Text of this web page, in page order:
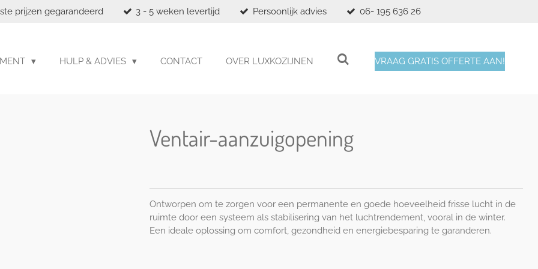
prijzen gegarandeerd 3 - 5 weken levertijd Persoonlijk advies 06- 195 636 26
HULP & ADVIES CONTACT OVER LUXKOZIJNEN VRAAG GRATIS OFFERTE AAN!
Ventair-aanzuigopening
Ontworpen om te zorgen voor een permanente en goede hoeveelheid frisse lucht in de
ruimte door een systeem als stabilisering van het luchtrendement, vooral in de winter.
Een ideale oplossing om comfort, gezondheid en energiebesparing te garanderen.